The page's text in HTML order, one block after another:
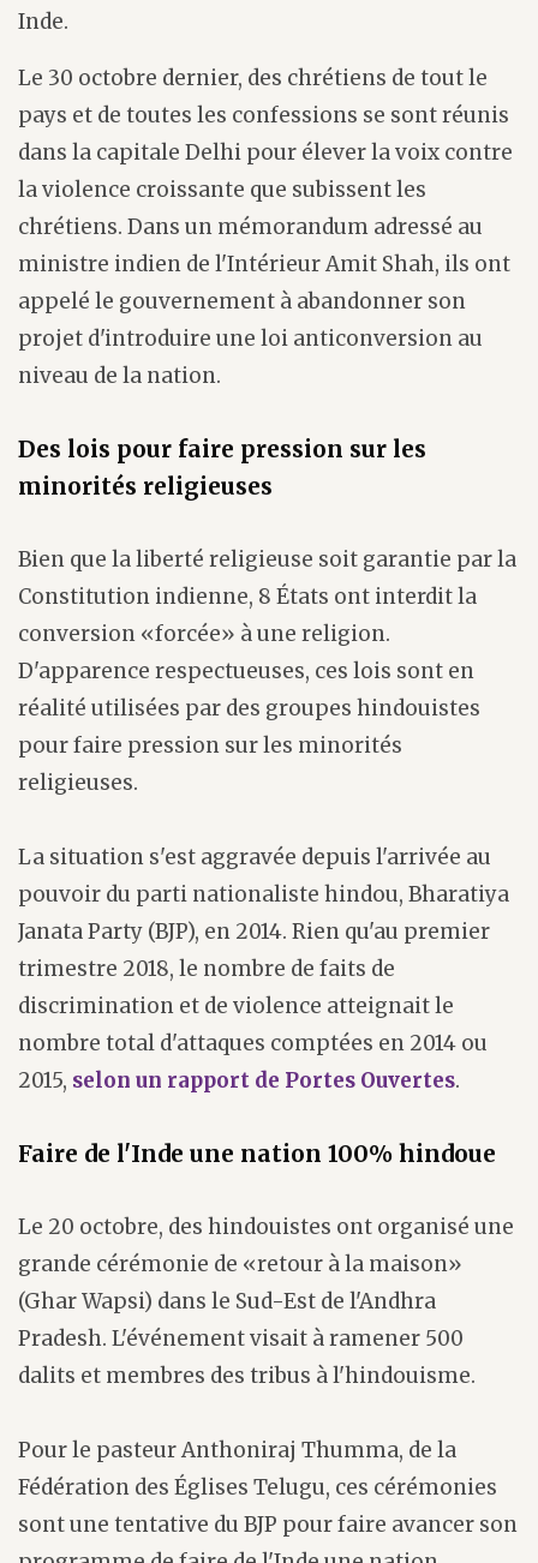
Inde.
Le 30 octobre dernier, des chrétiens de tout le
pays et de toutes les confessions se sont réunis
dans la capitale Delhi pour élever la voix contre
la violence croissante que subissent les
chrétiens. Dans un mémorandum adressé au
ministre indien de l'Intérieur Amit Shah, ils ont
appelé le gouvernement à abandonner son
projet d'introduire une loi anticonversion au
niveau de la nation.
Des lois pour faire pression sur les
minorités religieuses
Bien que la liberté religieuse soit garantie par la
Constitution indienne, 8 États ont interdit la
conversion «forcée» à une religion.
D'apparence respectueuses, ces lois sont en
réalité utilisées par des groupes hindouistes
pour faire pression sur les minorités
religieuses.
La situation s'est aggravée depuis l'arrivée au
pouvoir du parti nationaliste hindou, Bharatiya
Janata Party (BJP), en 2014. Rien qu'au premier
trimestre 2018, le nombre de faits de
discrimination et de violence atteignait le
nombre total d'attaques comptées en 2014 ou
2015, selon un rapport de Portes Ouvertes.
Faire de l'Inde une nation 100% hindoue
Le 20 octobre, des hindouistes ont organisé une
grande cérémonie de «retour à la maison»
(Ghar Wapsi) dans le Sud-Est de l'Andhra
Pradesh. L'événement visait à ramener 500
dalits et membres des tribus à l'hindouisme.
Pour le pasteur Anthoniraj Thumma, de la
Fédération des Églises Telugu, ces cérémonies
sont une tentative du BJP pour faire avancer son